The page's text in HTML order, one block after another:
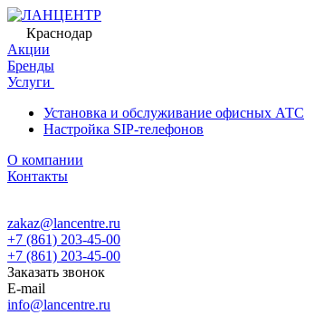
Краснодар
Акции
Бренды
Услуги
Установка и обслуживание офисных АТС
Настройка SIP-телефонов
О компании
Контакты
zakaz@lancentre.ru
+7 (861) 203-45-00
+7 (861) 203-45-00
Заказать звонок
E-mail
info@lancentre.ru